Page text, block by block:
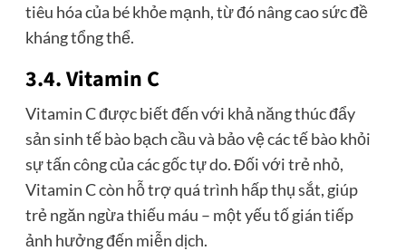
tiêu hóa của bé khỏe mạnh, từ đó nâng cao sức đề
kháng tổng thể.
3.4. Vitamin C
Vitamin C được biết đến với khả năng thúc đẩy
sản sinh tế bào bạch cầu và bảo vệ các tế bào khỏi
sự tấn công của các gốc tự do. Đối với trẻ nhỏ,
Vitamin C còn hỗ trợ quá trình hấp thụ sắt, giúp
trẻ ngăn ngừa thiếu máu – một yếu tố gián tiếp
ảnh hưởng đến miễn dịch.